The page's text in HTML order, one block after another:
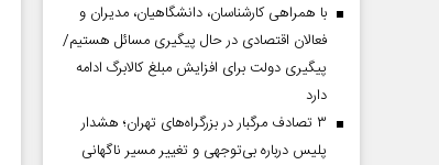
با همراهی کارشناسان، دانشگاهیان، مدیران و
فعالان اقتصادی در حال پیگیری مسائل هستیم/
پیگیری دولت برای افزایش مبلغ کالابرگ ادامه
دارد
۳ تصادف مرگبار در بزرگراه‌های تهران؛ هشدار
پلیس درباره بی‌توجهی و تغییر مسیر ناگهانی